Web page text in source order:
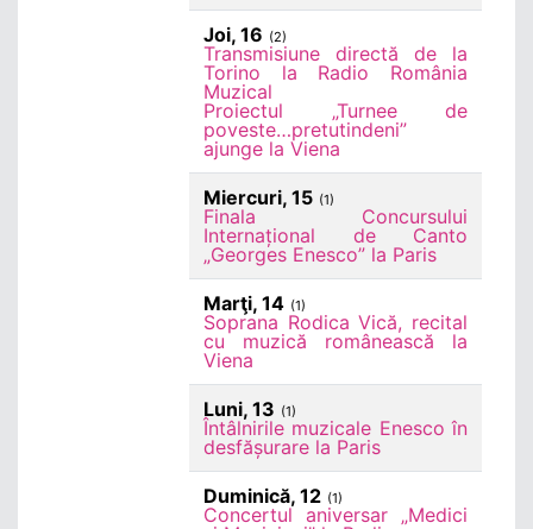
Joi, 16 (2)
Transmisiune directă de la
Torino la Radio România
Muzical
Proiectul „Turnee de
poveste…pretutindeni”
ajunge la Viena
Miercuri, 15 (1)
Finala Concursului
Internațional de Canto
„Georges Enesco” la Paris
Marţi, 14 (1)
Soprana Rodica Vică, recital
cu muzică românească la
Viena
Luni, 13 (1)
Întâlnirile muzicale Enesco în
desfășurare la Paris
Duminică, 12 (1)
Concertul aniversar „Medici